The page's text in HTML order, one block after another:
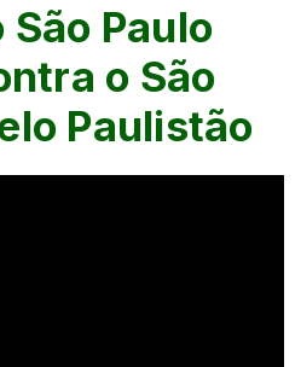
Paulo
o São
Paulistão